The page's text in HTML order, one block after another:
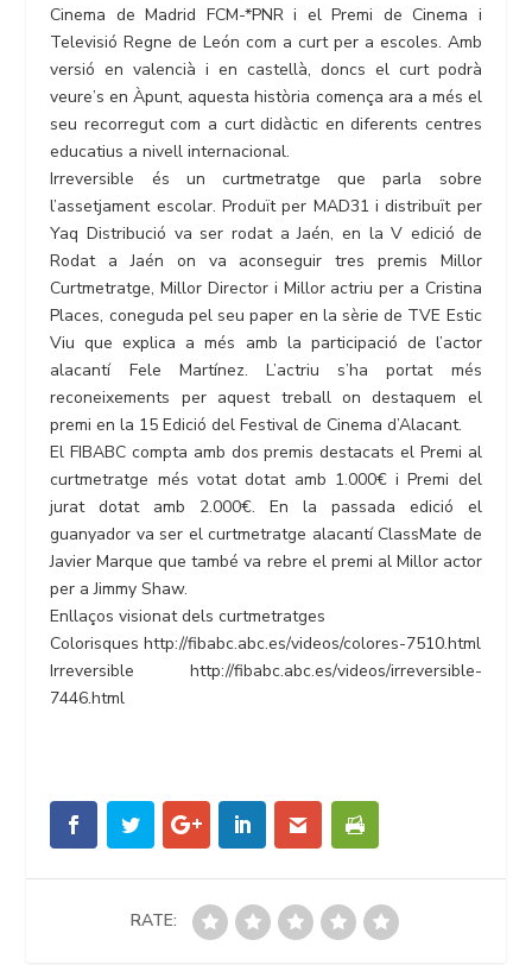
Cinema de Madrid FCM-*PNR i el Premi de Cinema i
Televisió Regne de León com a curt per a escoles. Amb
versió en valencià i en castellà, doncs el curt podrà
veure’s en Àpunt, aquesta història comença ara a més el
seu recorregut com a curt didàctic en diferents centres
educatius a nivell internacional.
Irreversible és un curtmetratge que parla sobre
l’assetjament escolar. Produït per MAD31 i distribuït per
Yaq Distribució va ser rodat a Jaén, en la V edició de
Rodat a Jaén on va aconseguir tres premis Millor
Curtmetratge, Millor Director i Millor actriu per a Cristina
Places, coneguda pel seu paper en la sèrie de TVE Estic
Viu que explica a més amb la participació de l’actor
alacantí Fele Martínez. L’actriu s’ha portat més
reconeixements per aquest treball on destaquem el
premi en la 15 Edició del Festival de Cinema d’Alacant.
El FIBABC compta amb dos premis destacats el Premi al
curtmetratge més votat dotat amb 1.000€ i Premi del
jurat dotat amb 2.000€. En la passada edició el
guanyador va ser el curtmetratge alacantí ClassMate de
Javier Marque que també va rebre el premi al Millor actor
per a Jimmy Shaw.
Enllaços visionat dels curtmetratges
Colorisques http://fibabc.abc.es/videos/colores-7510.html
Irreversible http://fibabc.abc.es/videos/irreversible-
7446.html
RATE: